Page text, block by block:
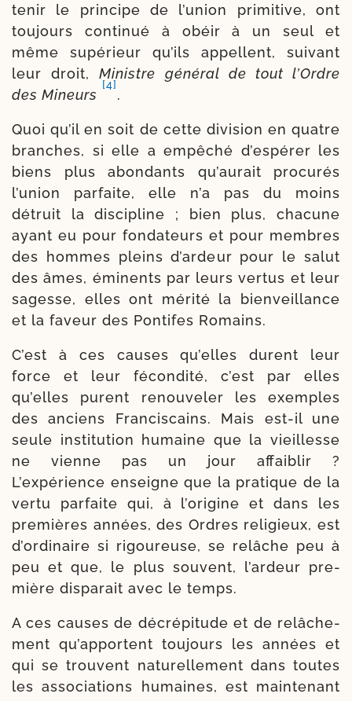
te­nir le prin­cipe de l’union pri­mi­tive, ont
tou­jours conti­nué à obéir à un seul et
même supé­rieur qu’ils appellent, sui­vant
leur droit,Ministre géné­ral de tout l’Ordre
des Mineurs
[4]
.
Quoi qu’il en soit de cette divi­sion en quatre
branches, si elle a empê­ché d’es­pé­rer les
biens plus abon­dants qu’aurait pro­cu­rés
l’union par­faite, elle n’a pas du moins
détruit la dis­ci­pline ; bien plus, cha­cune
ayant eu pour fon­da­teurs et pour membres
des hommes pleins d’ar­deur pour le salut
des âmes, émi­nents par leurs ver­tus et leur
sagesse, elles ont méri­té la bien­veillance
et la faveur des Pontifes Romains.
C’est à ces causes qu’elles durent leur
force et leur fécon­di­té, c’est par elles
qu’elles purent renou­ve­ler les exemples
des anciens Fran­ciscains. Mais est-​il une
seule ins­ti­tu­tion humaine que la vieillesse
ne vienne pas un jour affai­blir ?
L’expérience enseigne que la pra­tique de la
ver­tu par­faite qui, à l’o­ri­gine et dans les
pre­mières années, des Ordres reli­gieux, est
d’ordinaire si rigou­reuse, se relâche peu à
peu et que, le plus sou­vent, l’ar­deur pre­
mière dis­pa­rait avec le temps.
A ces causes de décré­pi­tude et de relâ­che­
ment qu’apportent tou­jours les années et
qui se trouvent natu­rel­le­ment dans toutes
les asso­cia­tions humaines, est main­te­nant